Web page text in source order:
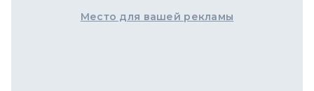
Место для вашей рекламы